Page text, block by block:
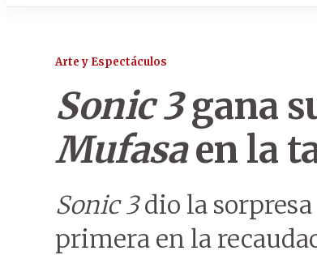
Arte y Espectáculos
Sonic 3gana
Mufasaen la
Sonic 3dio la sorpresa
primera en la